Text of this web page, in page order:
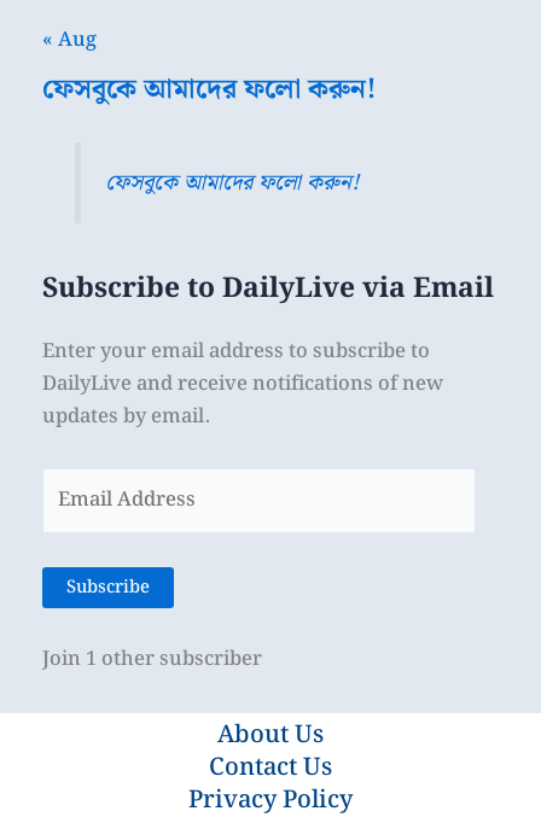
« Aug
ফেসবুকে আমাদের ফলো করুন!
ফেসবুকে আমাদের ফলো করুন!
Subscribe to DailyLive via Email
Enter your email address to subscribe to
DailyLive and receive notifications of new
updates by email.
Address
Subscribe
Join 1 other subscriber
About Us
Contact Us
Privacy Policy